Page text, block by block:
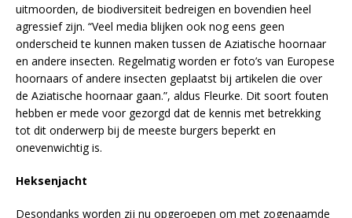
uitmoorden, de biodiversiteit bedreigen en bovendien heel
agressief zijn. “Veel media blijken ook nog eens geen
onderscheid te kunnen maken tussen de Aziatische hoornaar
en andere insecten. Regelmatig worden er foto’s van Europese
hoornaars of andere insecten geplaatst bij artikelen die over
de Aziatische hoornaar gaan.”, aldus Fleurke. Dit soort fouten
hebben er mede voor gezorgd dat de kennis met betrekking
tot dit onderwerp bij de meeste burgers beperkt en
onevenwichtig is.
Heksenjacht
Desondanks worden zij nu opgeroepen om met zogenaamde